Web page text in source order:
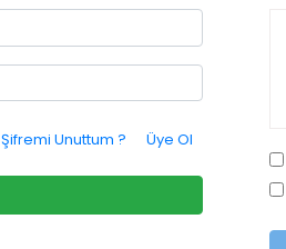
Üye Ol
Şifremi Unuttum ?